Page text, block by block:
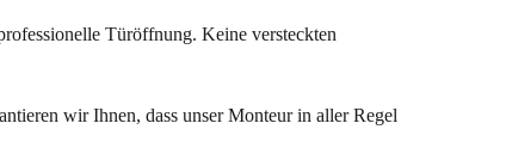
Türöffnung. Keine versteckten
wir Ihnen, dass unser Monteur in aller Regel